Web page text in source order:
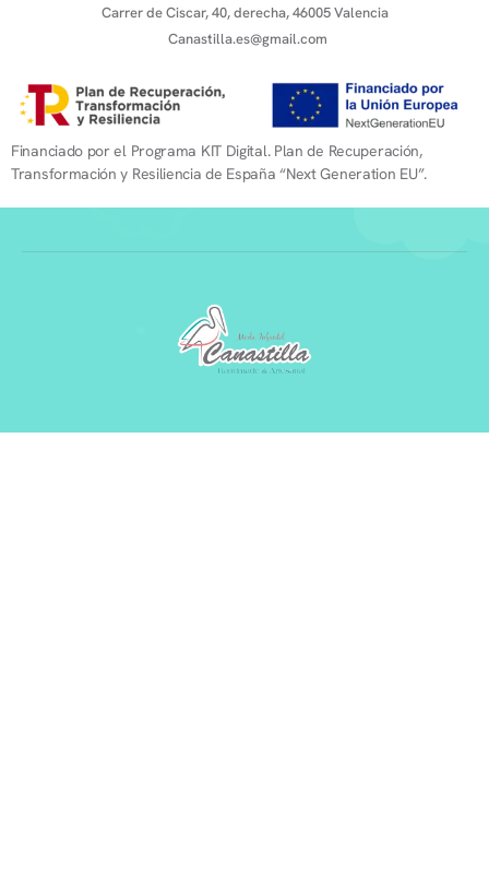
Carrer de Ciscar, 40, derecha, 46005 Valencia
Canastilla.es@gmail.com
Financiado por el Programa KIT Digital. Plan de Recuperación,
Transformación y Resiliencia de España “Next Generation EU”.